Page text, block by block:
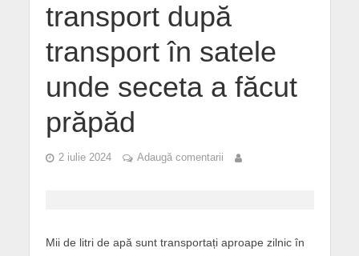
transport după
transport în satele
unde seceta a făcut
prăpăd
2 iulie 2024 Adaugă comentarii
Mii de litri de apă sunt transportați aproape zilnic în